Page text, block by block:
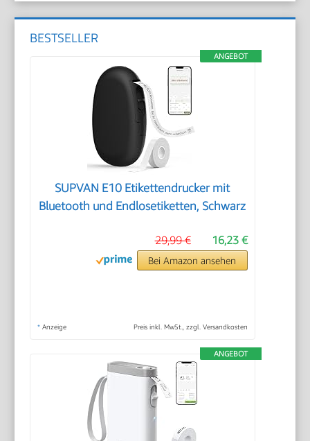
BESTSELLER
ANGEBOT
SUPVAN E10 Etikettendrucker mit
Bluetooth und Endlosetiketten, Schwarz
16,23 €
29,99 €
Bei Amazon ansehen
* Anzeige Preis inkl. MwSt., zzgl. Versandkosten
ANGEBOT